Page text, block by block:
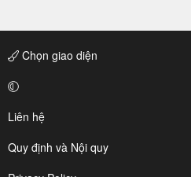
Chọn giao diện
Liên hệ
Quy định và Nội quy